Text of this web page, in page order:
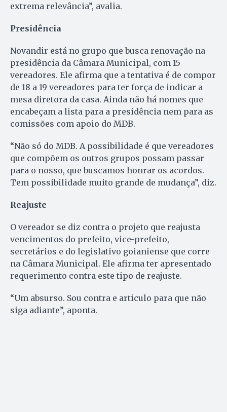
extrema relevância”, avalia.
Presidência
Novandir está no grupo que busca renovação na
presidência da Câmara Municipal, com 15
vereadores. Ele afirma que a tentativa é de compor
de 18 a 19 vereadores para ter força de indicar a
mesa diretora da casa. Ainda não há nomes que
encabeçam a lista para a presidência nem para as
comissões com apoio do MDB.
“Não só do MDB. A possibilidade é que vereadores
que compõem os outros grupos possam passar
para o nosso, que buscamos honrar os acordos.
Tem possibilidade muito grande de mudança”, diz.
Reajuste
O vereador se diz contra o projeto que reajusta
vencimentos do prefeito, vice-prefeito,
secretários e do legislativo goianiense que corre
na Câmara Municipal. Ele afirma ter apresentado
requerimento contra este tipo de reajuste.
“Um absurso. Sou contra e articulo para que não
siga adiante”, aponta.